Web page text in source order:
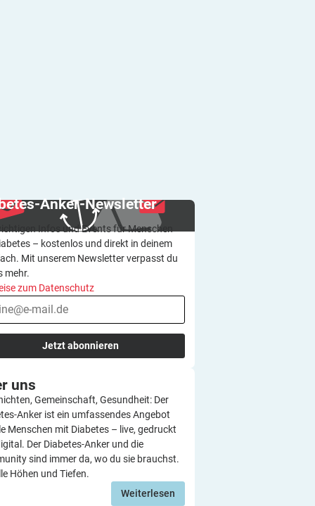
Anker-Newsletter
Infos und Events für Menschen
– kostenlos und direkt in deinem
Mit unserem Newsletter verpasst du
mehr.
zum Datenschutz
Jetzt abonnieren
uns
Gemeinschaft, Gesundheit: Der
Anker ist ein umfassendes Angebot
Menschen mit Diabetes – live, gedruckt
Der Diabetes-Anker und die
sind immer da, wo du sie brauchst.
Höhen und Tiefen.
Weiterlesen